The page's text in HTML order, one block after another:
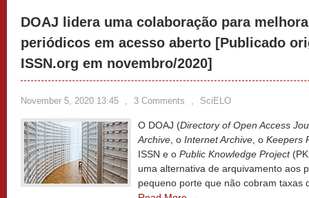
DOAJ lidera uma colaboração para
periódicos em acesso aberto [Publicado
ISSN.org em novembro/2020]
November 5, 2020 13:45 , 3 Comments , SciELO
O DOAJ (Directory of Open Access
Archive , o Internet Archive , o Keepers
ISSN e o Public Knowledge Project
uma alternativa de arquivamento aos
pequeno porte que não cobram taxas